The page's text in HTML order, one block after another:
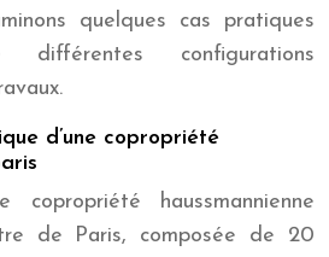
quelques cas pratiques
différentes configurations
d’une copropriété
haussmannienne
de Paris, composée de 20